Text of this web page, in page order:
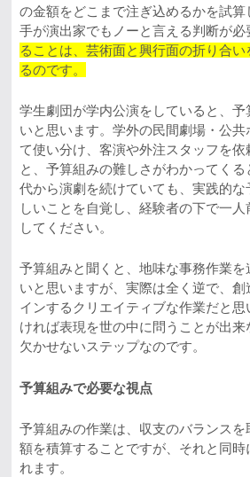
の金額をどこまで注ぎ込めるかを試
手が演出家でもノーと言える判断が必
ることは、芸術面と興行面の折り合
るのです。
学生劇団が学内公演をしていると、
いと思います。学外の民間劇場・公共
て使い分け、客演や外注スタッフを依
と、予算組みの難しさがわかってく
代から演劇を続けていても、実践的な
しいことを自覚し、経験者の下で一
してください。
予算組みと聞くと、地味な事務作業
いと思いますが、実際は全く逆で、
インするクリエイティブな作業だと
ければ表現を世の中に問うことが出来
欠かせないステップなのです。
予算組みで必要な視点
予算組みの作業は、収支のバランス
額を積算することですが、それと同時
れます。